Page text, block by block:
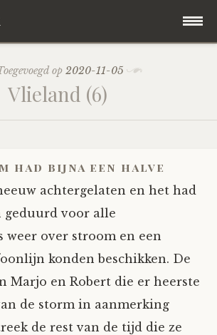
site
straffen
De Leeshoek
op 2020-11-05
Vlieland (6)
had bijna een halve
achtergelaten en het had
voor alle
weer over stroom en een
konden beschikken. De
Marjo en Robert die er heerste
de storm in aanmerking
de rest van de tijd die ze